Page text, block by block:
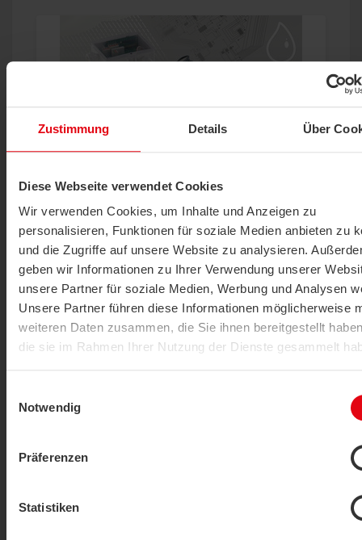
Zustimmung Details Über
Diese Webseite verwendet Cookies
Wir verwenden Cookies, um Inhalte und Anzeigen zu
personalisieren, Funktionen für soziale Medien anbieten zu
und die Zugriffe auf unsere Website zu analysieren.
geben wir Informationen zu Ihrer Verwendung unserer
unsere Partner für soziale Medien, Werbung und Analysen
Unsere Partner führen diese Informationen möglicherweise
weiteren Daten zusammen, die Sie ihnen bereitgestellt
die sie im Rahmen Ihrer Nutzung der Dienste gesammelt
Notwendig
Präferenzen
Statistiken
LS02+ ext.
PRODUKT ANZEIGEN
Leckagedetektor